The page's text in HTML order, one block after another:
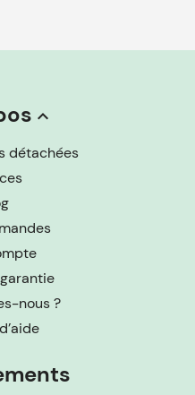
keyboard_arrow_up
détachées
nous ?